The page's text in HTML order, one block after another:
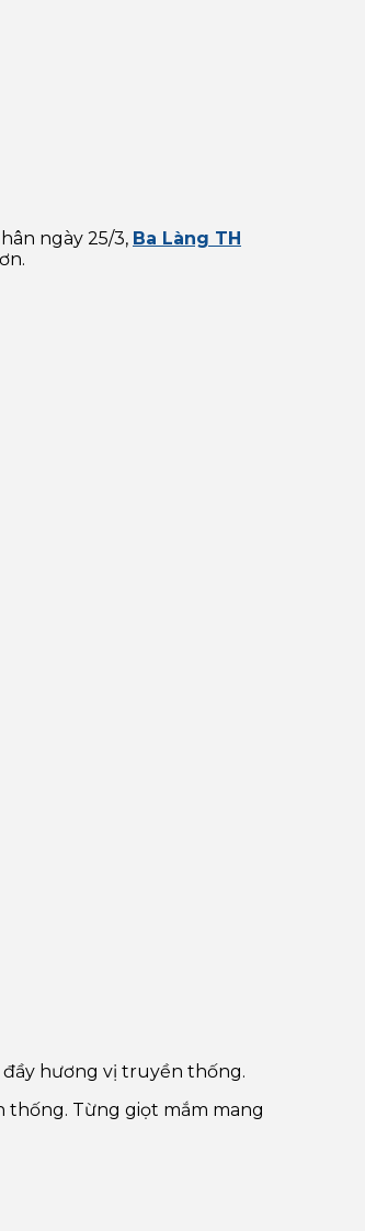
ngày 25/3, Ba Làng TH
đầy hương vị truyền thống.
thống. Từng giọt mắm mang